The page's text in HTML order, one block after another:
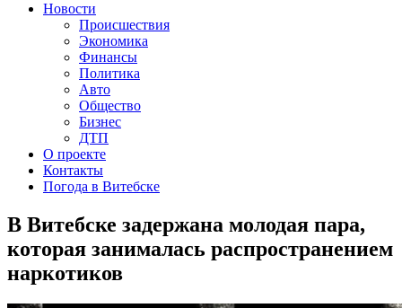
Новости
Происшествия
Экономика
Финансы
Политика
Авто
Общество
Бизнес
ДТП
О проекте
Контакты
Погода в Витебске
В Витебске задержана молодая пара,
которая занималась распространением
наркотиков